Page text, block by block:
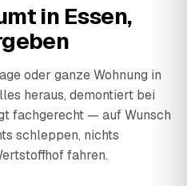
in Essen,
oder ganze Wohnung in
heraus, demontiert bei
fachgerecht — auf Wunsch
schleppen, nichts
fahren.